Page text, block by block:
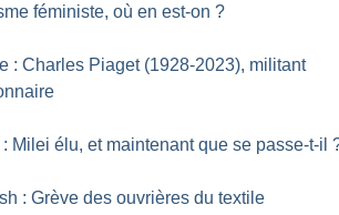
féministe, où en est-on ?
: Charles Piaget (1928-2023), militant
Milei élu, et maintenant que se passe-t-il
: Grève des ouvrières du textile